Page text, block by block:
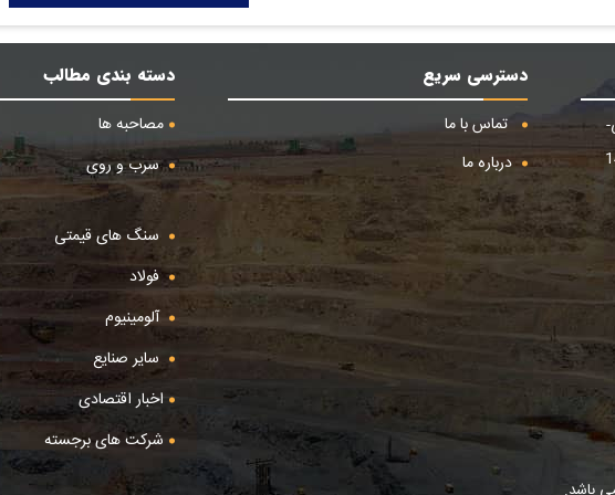
پلاک 14
دسترسی سریع
تماس با ما
درباره ما
دسته بندی مطالب
مصاحبه ها
سرب و روی
سنگ های قیمتی
فولاد
آلومینیوم
سایر صنایع
اخبار اقتصادی
شرکت های برجسته
باشد.